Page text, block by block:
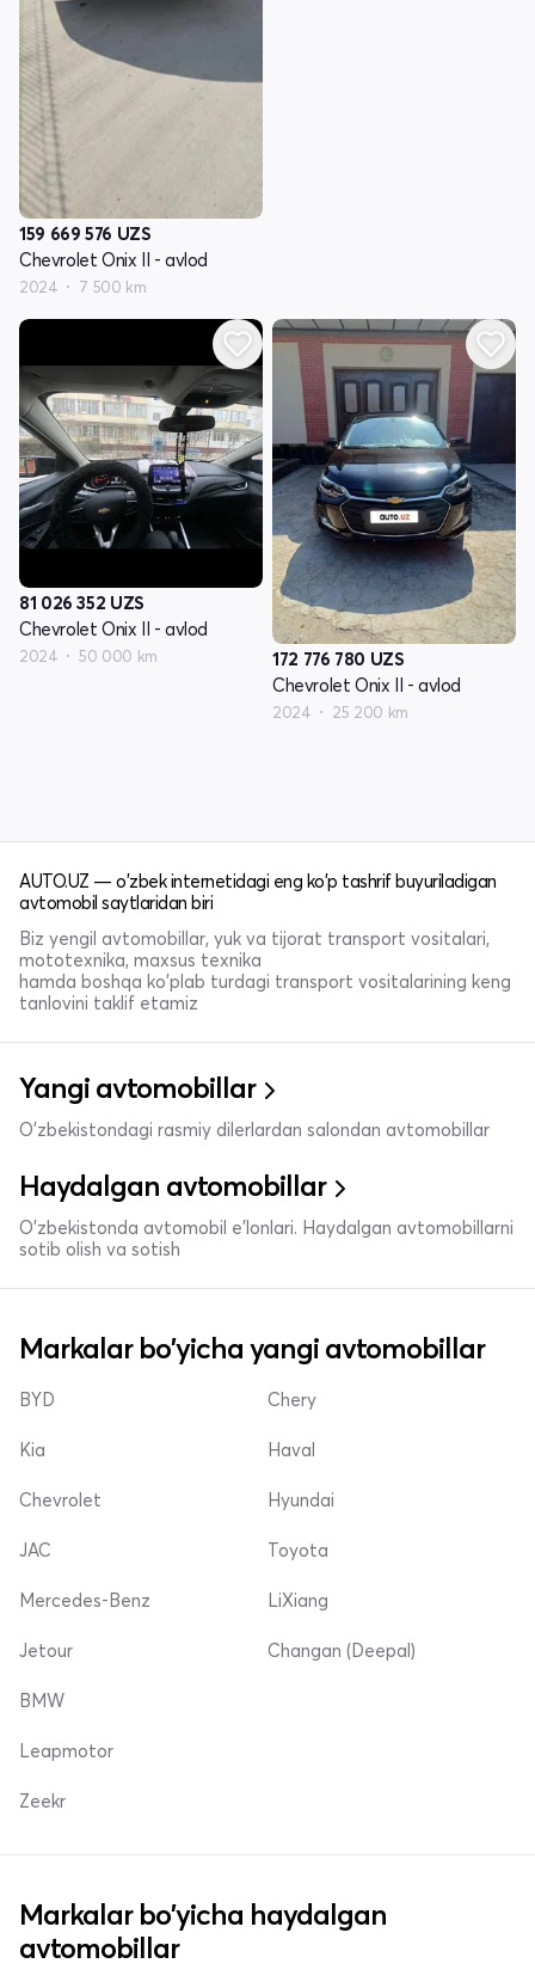
159 669 576 UZS
Chevrolet Onix II - avlod
2024 7 500 km
81 026 352 UZS
Chevrolet Onix II - avlod
2024 50 000 km 172 776 780 UZS
Chevrolet Onix II - avlod
2024 25 200 km
AUTO.UZ — o'zbek internetidagi eng ko'p tashrif buyuriladigan
avtomobil saytlaridan biri
Biz yengil avtomobillar, yuk va tijorat transport vositalari,
mototexnika, maxsus texnika
hamda boshqa ko'plab turdagi transport vositalarining keng
tanlovini taklif etamiz
Yangi avtomobillar
O'zbekistondagi rasmiy dilerlardan salondan avtomobillar
Haydalgan avtomobillar
O'zbekistonda avtomobil e’lonlari. Haydalgan avtomobillarni
sotib olish va sotish
Markalar bo'yicha yangi avtomobillar
BYD
Kia
Chevrolet
Chery
Haval
Hyundai
JAC
Mercedes-Benz
Jetour
Toyota
LiXiang
Changan (Deepal)
BMW
Leapmotor
Zeekr
Markalar bo'yicha haydalgan
avtomobillar